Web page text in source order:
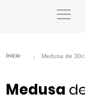
Medusa